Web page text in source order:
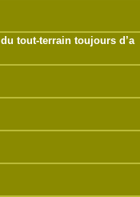
tout-terrain toujours d’a